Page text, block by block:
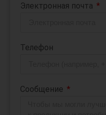
Электронная почта
Телефон
Сообщение